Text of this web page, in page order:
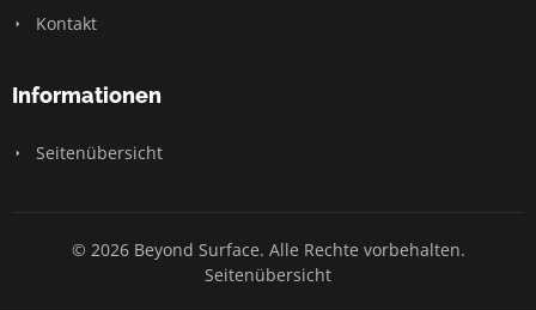
Kontakt
Informationen
Seitenübersicht
© 2026 Beyond Surface. Alle Rechte vorbehalten.
Seitenübersicht